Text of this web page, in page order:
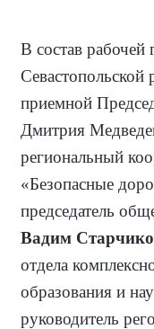
В состав
Севастопольской
приемной
Дмитрия
региональный
«Безопасные
председатель
Вадим
отдела
образования и
руководитель